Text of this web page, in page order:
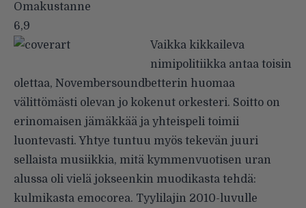
Omakustanne
6,9
Vaikka kikkaileva
nimipolitiikka antaa toisin
olettaa, Novembersoundbetterin huomaa
välittömästi olevan jo kokenut orkesteri. Soitto on
erinomaisen jämäkkää ja yhteispeli toimii
luontevasti. Yhtye tuntuu myös tekevän juuri
sellaista musiikkia, mitä kymmenvuotisen uran
alussa oli vielä jokseenkin muodikasta tehdä:
kulmikasta emocorea. Tyylilajin 2010-luvulle